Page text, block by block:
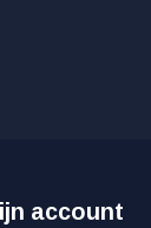
account